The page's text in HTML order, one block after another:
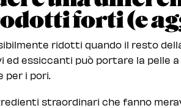
forti (e
ridotti quando il resto
ed essiccanti può portare la pelle
per i pori.
straordinari che fanno